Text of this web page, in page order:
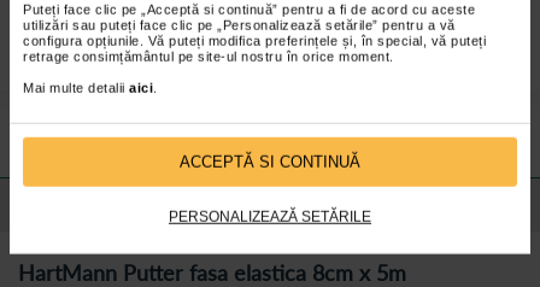
Puteți face clic pe „Acceptă si continuă” pentru a fi de acord cu aceste
utilizări sau puteți face clic pe „Personalizează setările” pentru a vă
configura opțiunile. Vă puteți modifica preferințele și, în special, vă puteți
retrage consimțământul pe site-ul nostru în orice moment.
Mai multe detalii aici
ACCEPTĂ SI CONTINUĂ
PERSONALIZEAZĂ SETĂRILE
Preturile si promotiile afisate pe site in dreptul fiecarui produs sunt
valabile pentru comenzile efectuate online.
Detalii despre produs
HartMann Putter fasa elastica 8cm x 5m